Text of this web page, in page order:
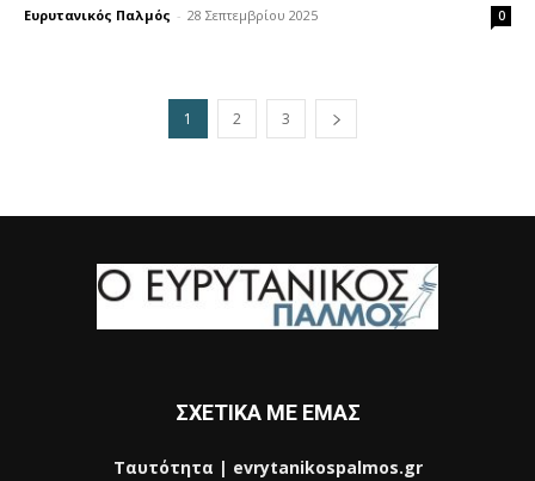
Ευρυτανικός Παλμός - 28 Σεπτεμβρίου 2025 0
1 2 3
ΣΧΕΤΙΚΑ ΜΕ ΕΜΑΣ
Ταυτότητα | evrytanikospalmos.gr